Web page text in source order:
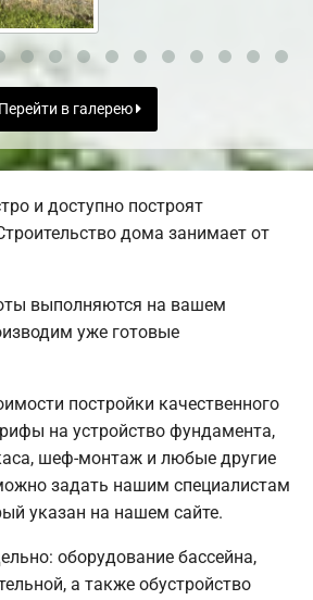
Перейти в галерею
и доступно построят
дома занимает от
выполняются на вашем
уже готовые
постройки качественного
на устройство фундамента,
шеф-монтаж и любые другие
задать нашим специалистам
указан на нашем сайте.
оборудование бассейна,
а также обустройство